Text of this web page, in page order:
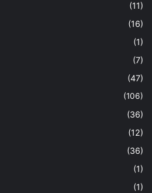
(11)
(16)
(1)
(7)
(47)
(106)
(36)
(12)
(36)
(1)
(1)